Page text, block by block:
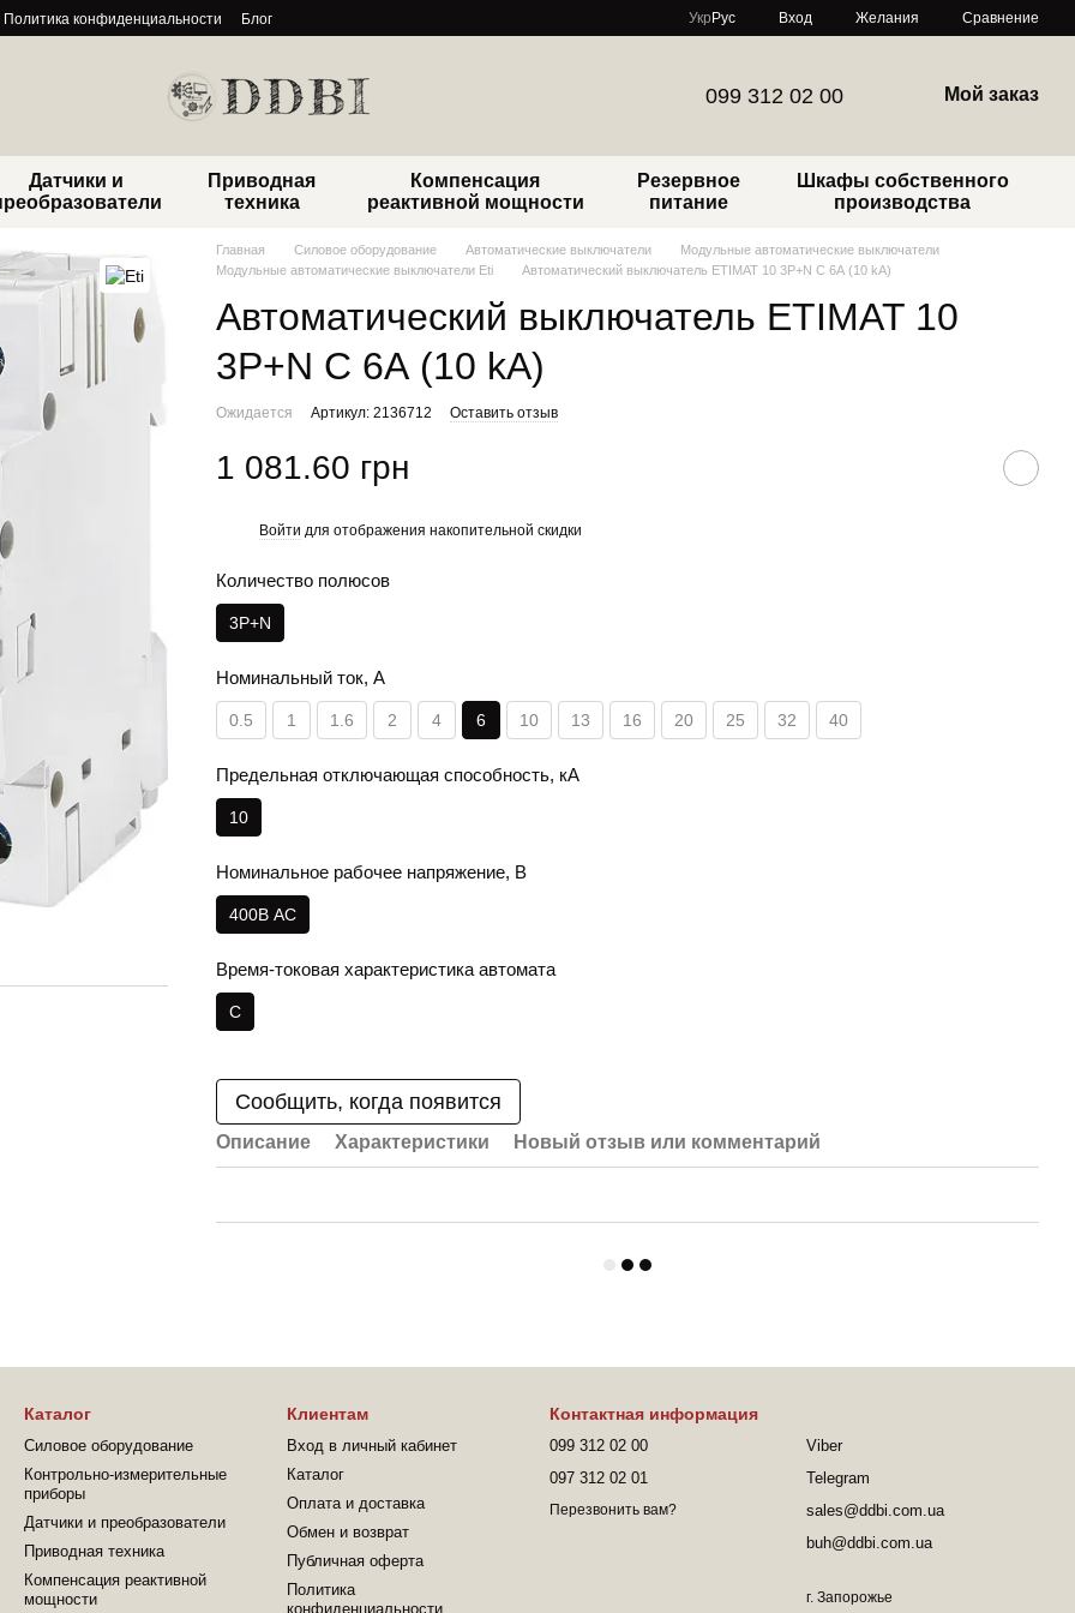
Политика конфиденциальности Блог Укр Рус Вход Желания Сравнение
099 312 02 00 Мой заказ
Датчики и
Приводная
техника
Компенсация
реактивной мощности
Резервное
питание
Шкафы собственного
производства
Главная Силовое оборудование Автоматические выключатели
Модульные автоматические выключатели
Модульные автоматические выключатели Eti
Автоматический выключатель ETIMAT 10 3P+N C 6А (10 kA)
Автоматический выключатель ETIMAT 10
3P+N C 6А (10 kA)
Ожидается Артикул: 2136712 Оставить отзыв
1 081.60 грн
Войти для отображения накопительной скидки
Количество полюсов
3Р+N
Номинальный ток, А
0.5 1 1.6 2 4 6 10 13 16 20 25 32 40
Предельная отключающая способность, кА
10
Номинальное рабочее напряжение, В
400В АС
Время-токовая характеристика автомата
C
Сообщить, когда появится
Описание Характеристики Новый отзыв или комментарий
Каталог
Силовое оборудование
Контрольно-измерительные
приборы
Датчики и преобразователи
Приводная техника
Компенсация реактивной
мощности
Клиентам
Вход в личный кабинет
Каталог
Оплата и доставка
Обмен и возврат
Публичная оферта
Политика
конфиденциальности
Контактная информация
099 312 02 00
097 312 02 01
Перезвонить вам?
Viber
Telegram
sales@ddbi.com.ua
buh@ddbi.com.ua
г. Запорожье